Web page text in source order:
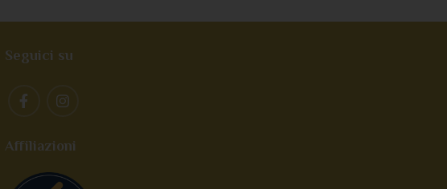
Seguici su
Affiliazioni